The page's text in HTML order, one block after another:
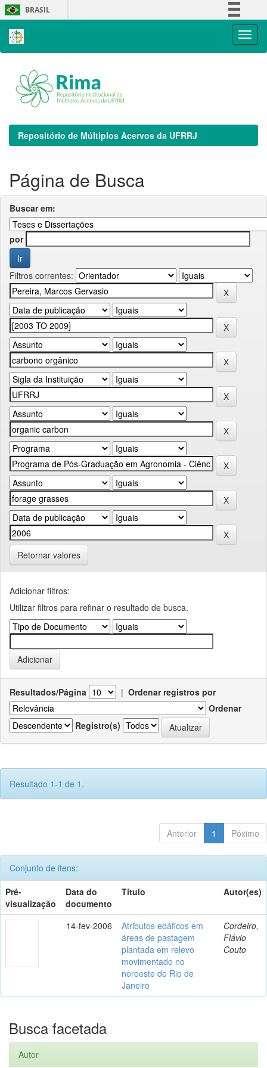
Skip
navigation
BRASIL
Repositório de Múltiplos Acervos da UFRRJ
Página de Busca
Buscar em:
por
Filtros correntes:
Retornar valores
Adicionar filtros:
Utilizar filtros para refinar o resultado de busca.
Resultados/Página | Ordenar registros por
Ordenar
Registro(s)
Resultado 1-1 de 1.
Anterior 1 Póximo
Conjunto de itens:
Pré-
visualização
Data do
documento
Título Autor(es)
14-fev-2006
Atributos edáficos em
áreas de pastagem
plantada em relevo
movimentado no
noroeste do Rio de
Janeiro
Cordeiro,
Flávio
Couto
Busca facetada
Autor